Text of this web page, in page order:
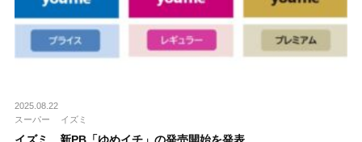
2025.08.22
スーパー
イズミ